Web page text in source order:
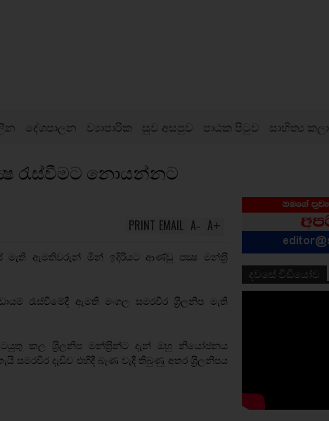
දේශපාලන ව්‍යාපාරික සුව අසපුව පාඨක පිටුව සාහිත්‍ය කලා
රැස්වීමට නොයන්නට
A+
A-
EMAIL
PRINT
මැති ඇමතිවරුන් මින් ඉදිරියට ආණ්ඩු පක්‍ෂ මන්ත‍්‍රී
රැස්වීමේදී ඇමති මංගල සමරවීර ශ‍්‍රිලනිප මැති
කල ශ‍්‍රිලනිප මන්ත‍්‍රින්ට දැන් ඔහු නියෝජනය
දැඩිව එහිදී බැණ වැදී තිබුණු අතර ශ‍්‍රිලනිපය
දවසේ වීඩියෝව